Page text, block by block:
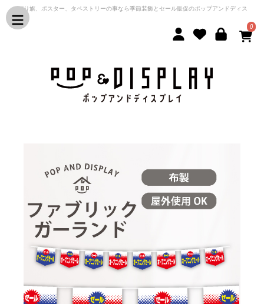
のぼり旗、ポスター、タペストリーの事なら季節装飾とセール販促のポップアンドディス
プレイ
0